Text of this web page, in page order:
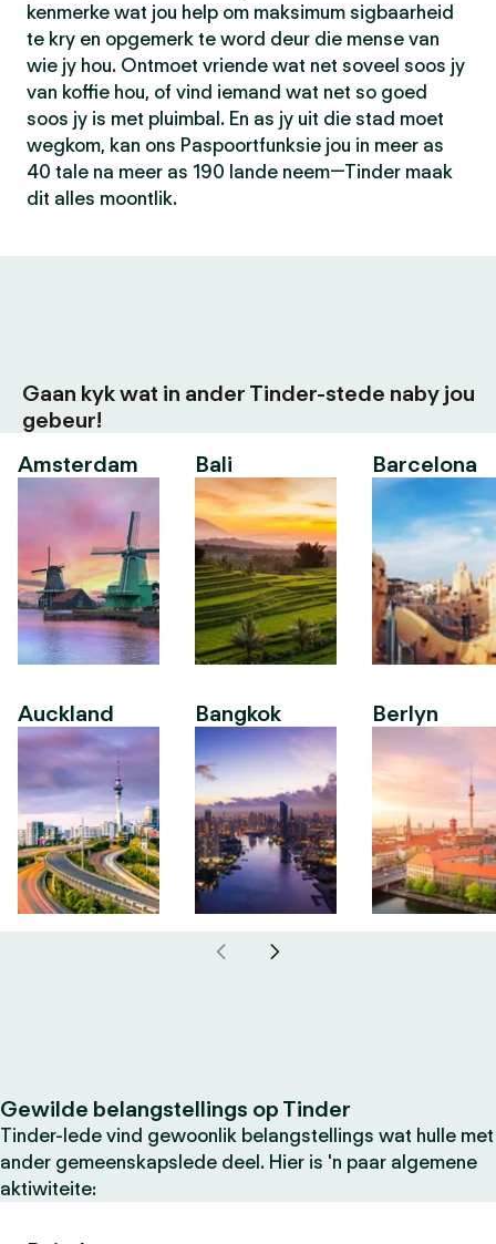
kenmerke wat jou help om maksimum sigbaarheid
te kry en opgemerk te word deur die mense van
wie jy hou. Ontmoet vriende wat net soveel soos jy
van koffie hou, of vind iemand wat net so goed
soos jy is met pluimbal. En as jy uit die stad moet
wegkom, kan ons Paspoortfunksie jou in meer as
40 tale na meer as 190 lande neem—Tinder maak
dit alles moontlik.
Gaan kyk wat in ander Tinder-stede naby jou
gebeur!
Amsterdam
Auckland
Bali
Bangkok
Barcelona
Berlyn
Gewilde belangstellings op Tinder
Tinder-lede vind gewoonlik belangstellings wat hulle met
ander gemeenskapslede deel. Hier is 'n paar algemene
aktiwiteite: